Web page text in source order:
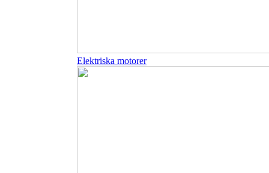
Elektriska motorer